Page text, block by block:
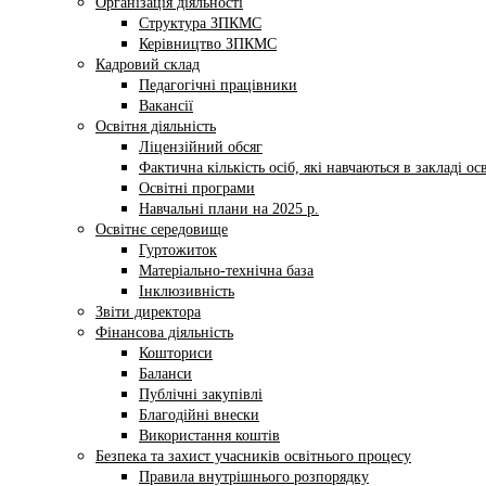
Структура ЗПКМС
Керівництво ЗПКМС
Кадровий склад
Педагогічні працівники
Вакансії
Освітня діяльність
Ліцензійний обсяг
Фактична кількість осіб, які навчаються в закладі
Освітні програми
Навчальні плани на 2025 р.
Освітнє середовище
Гуртожиток
Матеріально-технічна база
Інклюзивність
Звіти директора
Фінансова діяльність
Кошториси
Баланси
Публічні закупівлі
Благодійні внески
Використання коштів
Безпека та захист учасників освітнього процесу
Правила внутрішнього розпорядку